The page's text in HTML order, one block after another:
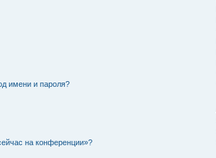
имени и пароля?
на конференции»?